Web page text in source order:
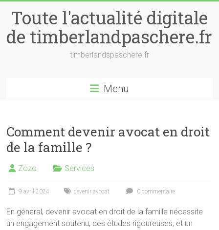
contentToute l'actualité digitale
de timberlandpaschere.fr
timberlandspaschere.fr
Menu
Comment devenir avocat en droit
de la famille ?
Zozo Services
9 avril 2024 devenir avocat 0 commentaire
En général, devenir avocat en droit de la famille nécessite
un engagement soutenu, des études rigoureuses, et un